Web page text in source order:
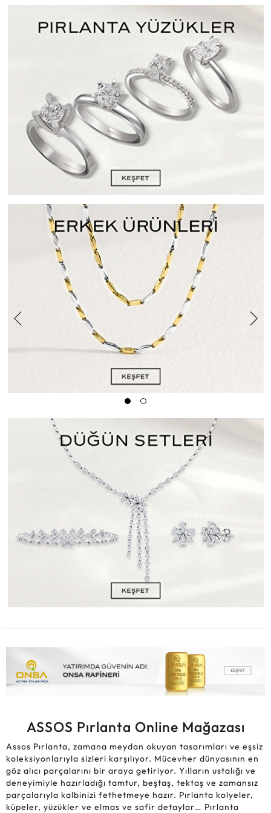
ASSOS Pırlanta Online Mağazası
Assos Pırlanta, zamana meydan okuyan tasarımları ve eşsiz
koleksiyonlarıyla sizleri karşılıyor. Mücevher dünyasının en
göz alıcı parçalarını bir araya getiriyor. Yılların ustalığı ve
deneyimiyle hazırladığı tamtur, beştaş, tektaş ve zamansız
parçalarıyla kalbinizi fethetmeye hazır. Pırlanta kolyeler,
küpeler, yüzükler ve elmas ve safir detaylar… Pırlanta